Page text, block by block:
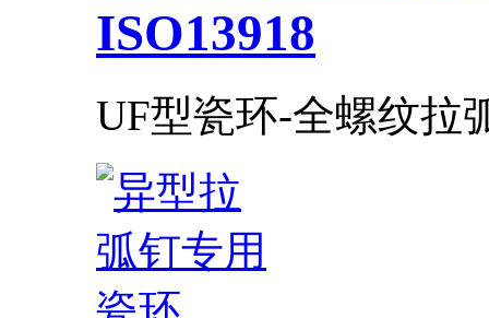
ISO13918
UF型瓷环-全螺纹拉